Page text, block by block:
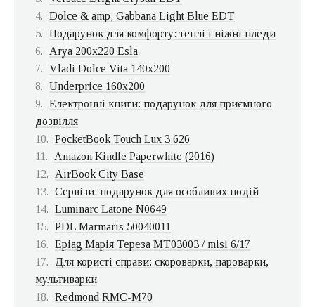
Dolce & amp; Gabbana Light Blue EDT
Подарунок для комфорту: теплі і ніжні пледи
Arya 200х220 Esla
Vladi Dolce Vita 140х200
Underprice 160х200
Електронні книги: подарунок для приємного
дозвілля
PocketBook Touch Lux 3 626
Amazon Kindle Paperwhite (2016)
AirBook City Base
Сервізи: подарунок для особливих подій
Luminarc Latone N0649
PDL Marmaris 50040011
Epiag Марія Тереза MT03003 / misl 6/17
Для користі справи: скороварки, пароварки,
мультиварки
Redmond RMC-M70